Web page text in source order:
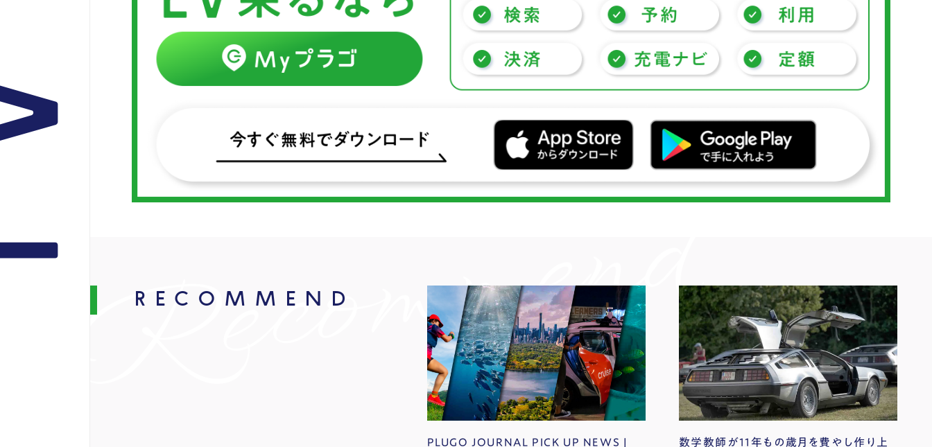
RECOMMEND
PLUGO JOURNAL PICK UP NEWS |
数学教師が11年もの歳月を費やし作り上